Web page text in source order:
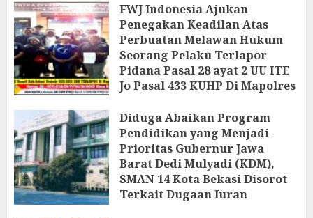
FWJ Indonesia Ajukan
Penegakan Keadilan Atas
Perbuatan Melawan Hukum
Seorang Pelaku Terlapor
Pidana Pasal 28 ayat 2 UU ITE
Jo Pasal 433 KUHP Di Mapolres
AGUSTUS 9, 2026
‎Diduga Abaikan Program
Pendidikan yang Menjadi
Prioritas Gubernur Jawa
Barat Dedi Mulyadi (KDM),
SMAN 14 Kota Bekasi Disorot
Terkait Dugaan Iuran